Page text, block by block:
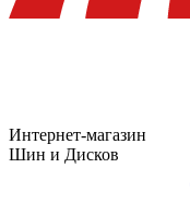
Интернет-магазин
Шин и Дисков